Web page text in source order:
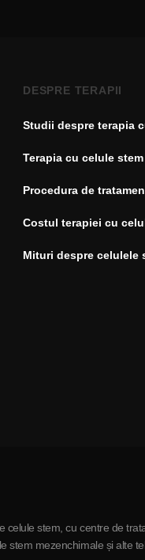
DESPRE TERAPII
Studii despre terapia
Terapia cu celule stem
Procedura de
Costul terapiei cu
Mituri despre celulele
stem, cu centre de
mezenchimale și alte